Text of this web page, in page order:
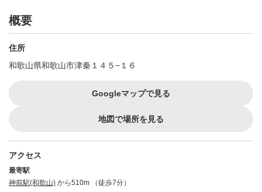
概要
住所
和歌山県和歌山市津秦１４５−１６
Googleマップで見る
地図で場所を見る
アクセス
最寄駅
神前駅(和歌山) から510m （徒歩7分）